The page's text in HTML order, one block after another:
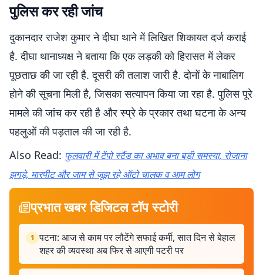
पुलिस कर रही जांच
दुकानदार राजेश कुमार ने दीघा थाने में लिखित शिकायत दर्ज कराई
है. दीघा थानाध्यक्ष ने बताया कि एक लड़की को हिरासत में लेकर
पूछताछ की जा रही है. दूसरी की तलाश जारी है. दोनों के नाबालिग
होने की सूचना मिली है, जिसका सत्यापन किया जा रहा है. पुलिस पूरे
मामले की जांच कर रही है और स्प्रे के प्रकार तथा घटना के अन्य
पहलुओं की पड़ताल की जा रही है.
Also Read: फुलवारी में टेंपो स्टैंड का अभाव बना बड़ी समस्या, रोजाना
झगड़े, मारपीट और जाम से जूझ रहे ऑटो चालक व आम लोग
प्रभात खबर डिजिटल टॉप स्टोरी
1 पटना: आज से काम पर लौटेंगे सफाई कर्मी, सात दिन से बेहाल
शहर की व्यवस्था अब फिर से आएगी पटरी पर